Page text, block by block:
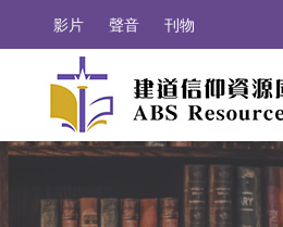
影片 聲音 刊物